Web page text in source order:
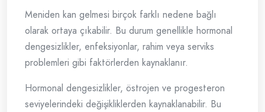
Meniden kan gelmesi birçok farklı nedene bağlı
olarak ortaya çıkabilir. Bu durum genellikle hormonal
dengesizlikler, enfeksiyonlar, rahim veya serviks
problemleri gibi faktörlerden kaynaklanır.
Hormonal dengesizlikler, östrojen ve progesteron
seviyelerindeki değişikliklerden kaynaklanabilir. Bu